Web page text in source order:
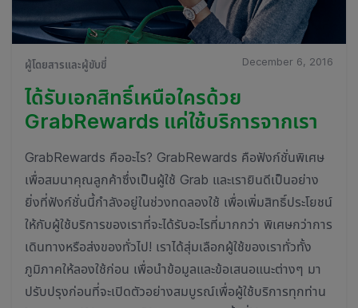
ผู้โดยสารและผู้ขับขี่ December 6, 2016
ได้รับเอกสิทธิ์เหนือใครด้วย
GrabRewards แค่ใช้บริการจากเรา
GrabRewards คืออะไร? GrabRewards คือฟังก์ชั่นพิเศษ
เพื่อสมนาคุณลูกค้าซึ่งเป็นผู้ใช้ Grab และเรายินดีเป็นอย่าง
ยิ่งที่ฟังก์ชั่นนี้กำลังอยู่ในช่วงทดลองใช้ เพื่อเพิ่มสิทธิ์ประโยชน์
ให้กับผู้ใช้บริการของเราที่จะได้รับอะไรที่มากกว่า พิเศษกว่าการ
เดินทางหรือส่งของทั่วไป! เราได้สุ่มเลือกผู้ใช้ของเราทั่วทั้ง
ภูมิภาคให้ลองใช้ก่อน เพื่อนำข้อมูลและข้อเสนอแนะต่างๆ มา
ปรับปรุงก่อนที่จะเปิดตัวอย่างสมบูรณ์เพื่อผู้ใช้บริการทุกท่าน